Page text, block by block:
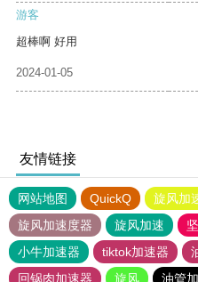
游客
超棒啊 好用
2024-01-05
友情链接
网站地图 QuickQ 旋风加
旋风加速度器
旋风加速
小牛加速器
tiktok加速器
回锅肉加速器
旋风 油管